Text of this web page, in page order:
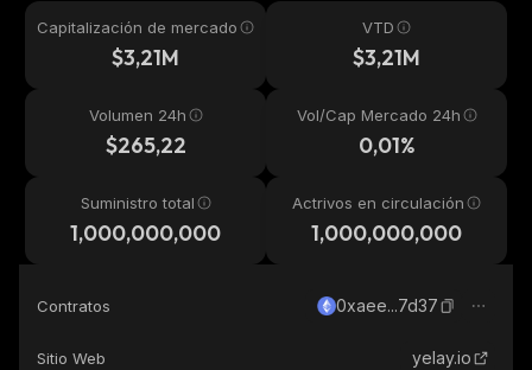
Capitalización de mercado
$3,21M
VTD
$3,21M
Volumen 24h
$265,22
Vol/Cap Mercado 24h
0,01%
Suministro total
1,000,000,000
Actrivos en circulación
1,000,000,000
Contratos 0xaee...7d37
Sitio Web yelay.io